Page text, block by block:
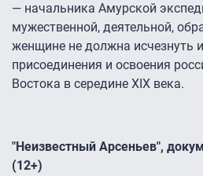
— начальника Амурской
мужественной, деятельной,
женщине не должна исчезнуть
присоединения и освоения
Востока в середине XIX века.
"Неизвестный Арсеньев",
(12+)